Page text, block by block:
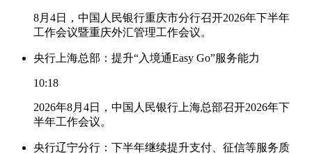
8月4日，中国人民银行重庆市分行召开2026年下半年
工作会议暨重庆外汇管理工作会议。
央行上海总部：提升“入境通Easy Go”服务能力
10:18
2026年8月4日，中国人民银行上海总部召开2026年下
半年工作会议。
央行辽宁分行：下半年继续提升支付、征信等服务质